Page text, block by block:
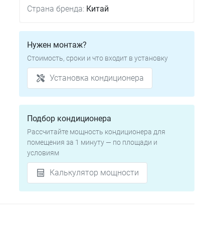
Страна бренда: Китай
Нужен монтаж?
Стоимость, сроки и что входит в установку
Установка кондиционера
Подбор кондиционера
Рассчитайте мощность кондиционера для
помещения за 1 минуту — по площади и
условиям
Калькулятор мощности